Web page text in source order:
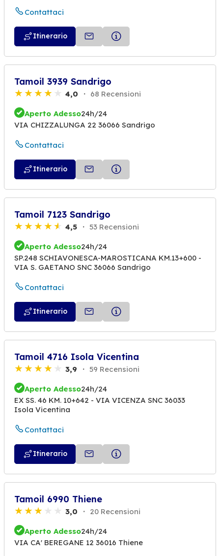
Contattaci
Itinerario
Tamoil 3939 Sandrigo
4,0 68 Recensioni
Aperto Adesso24h/24
VIA CHIZZALUNGA 22 36066 Sandrigo
Contattaci
Itinerario
Tamoil 7123 Sandrigo
4,5 53 Recensioni
Aperto Adesso24h/24
SP.248 SCHIAVONESCA-MAROSTICANA KM.13+600 -
VIA S. GAETANO SNC 36066 Sandrigo
Contattaci
Itinerario
Tamoil 4716 Isola Vicentina
3,9 59 Recensioni
Aperto Adesso24h/24
EX SS. 46 KM. 10+642 - VIA VICENZA SNC 36033
Isola Vicentina
Contattaci
Itinerario
Tamoil 6990 Thiene
3,0 20 Recensioni
Aperto Adesso24h/24
VIA CA' BEREGANE 12 36016 Thiene